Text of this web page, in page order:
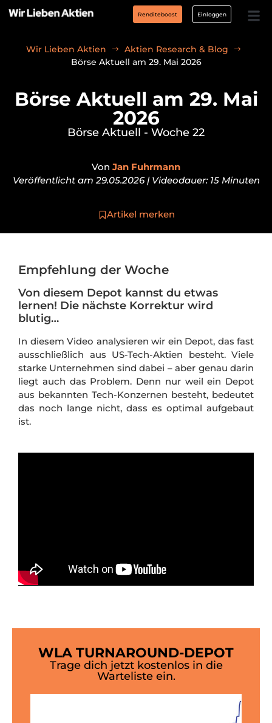
Renditeboost Einloggen
Wir Lieben Aktien
Aktien Research & Blog
Börse Aktuell am 29. Mai 2026
Börse Aktuell am 29. Mai
2026
Börse Aktuell - Woche 22
Von Jan Fuhrmann
Veröffentlicht am 29.05.2026 | Videodauer: 15 Minuten
Artikel merken
Empfehlung der Woche
Von diesem Depot kannst du etwas
lernen! Die nächste Korrektur wird
blutig…
In diesem Video analysieren wir ein Depot, das fast
ausschließlich aus US-Tech-Aktien besteht. Viele
starke Unternehmen sind dabei – aber genau darin
liegt auch das Problem. Denn nur weil ein Depot
aus bekannten Tech-Konzernen besteht, bedeutet
das noch lange nicht, dass es optimal aufgebaut
ist.
WLA TURNAROUND-DEPOT
Trage dich jetzt kostenlos in die
Warteliste ein.